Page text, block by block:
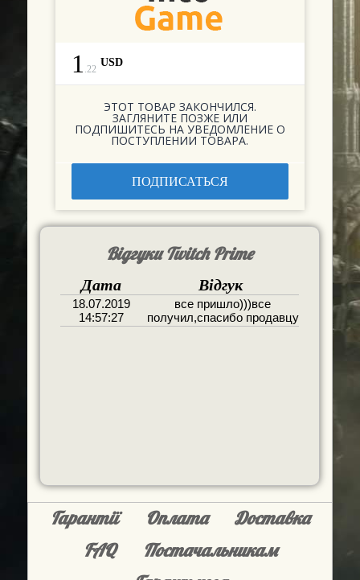
1 22
USD
ЭТОТ ТОВАР ЗАКОНЧИЛСЯ.
ЗАГЛЯНИТЕ ПОЗЖЕ ИЛИ
ПОДПИШИТЕСЬ НА УВЕДОМЛЕНИЕ О
ПОСТУПЛЕНИИ ТОВАРА.
ПОДПИСАТЬСЯ
Відгуки Twitch Prime
Дата Відгук
18.07.2019
14:57:27
все пришло)))все
получил,спасибо продавцу
Гарантії Оплата
Доставка
FAQ
Постачальникам